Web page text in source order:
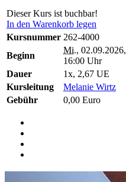
Dieser Kurs ist buchbar!
In den Warenkorb legen
Kursnummer 262-4000
Beginn
Mi., 02.09.2026,
16:00 Uhr
Dauer
1x, 2,67 UE
Kursleitung
Melanie Wirtz
Gebühr
0,00 Euro